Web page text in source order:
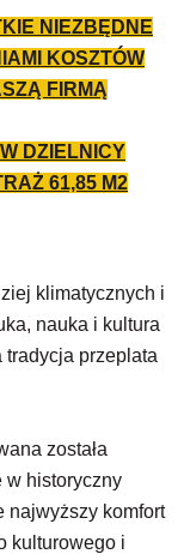
NIEZBĘDNE
KOSZTÓW
FIRMĄ
DZIELNICY
61,85 M2
klimatycznych i
nauka i kultura
tradycja przeplata
została
w historyczny
najwyższy komfort
kulturowego i